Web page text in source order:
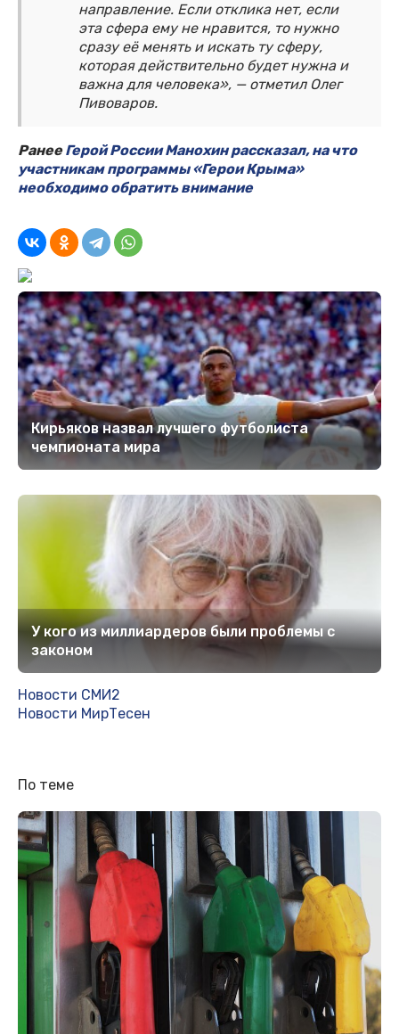
направление. Если отклика нет, если
эта сфера ему не нравится, то нужно
сразу её менять и искать ту сферу,
которая действительно будет нужна и
важна для человека», — отметил Олег
Пивоваров.
РанееГерой России Манохин рассказал, на что
участникам программы «Герои Крыма»
необходимо обратить внимание
Кирьяков назвал лучшего футболиста
чемпионата мира
У кого из миллиардеров были проблемы с
законом
Новости СМИ2
Новости МирТесен
По теме